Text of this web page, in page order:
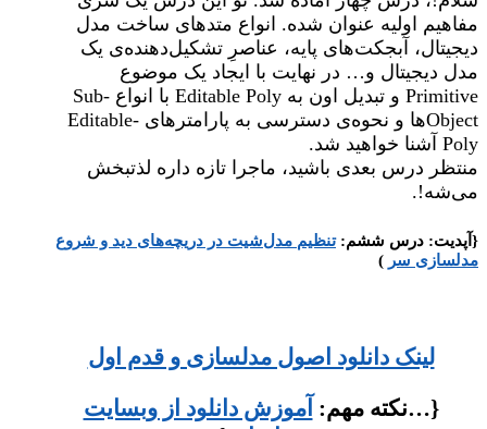
مفاهیم اولیه عنوان شده. انواع متد‌های ساخت مدل‌
دیجیتال، آبجکت‌های پایه، عناصرِ تشکیل‌دهنده‌ی یک
مدل دیجیتال و… در نهایت با ایجاد یک موضوع
Primitive و تبدیل اون به Editable Poly با انواع Sub-
Objectها و نحوه‌ی دسترسی به پارامترهای Editable-
Poly آشنا خواهید شد.
منتظر درس بعدی باشید، ماجرا تازه داره لذتبخش
می‌شه!.
{آپدیت: درس ششم:تنظیم مدل‌شیت در دریچه‌های دید و شروع
مدلسازی سر )
لینک دانلود اصول مدلسازی و قدم اول
{…نکته مهم: آموزش دانلود از وبسایت